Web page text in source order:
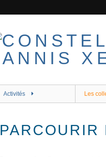
Activités Les
PARCOURIR